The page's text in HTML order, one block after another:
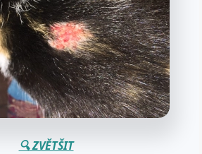
🔍 ZVĚTŠIT